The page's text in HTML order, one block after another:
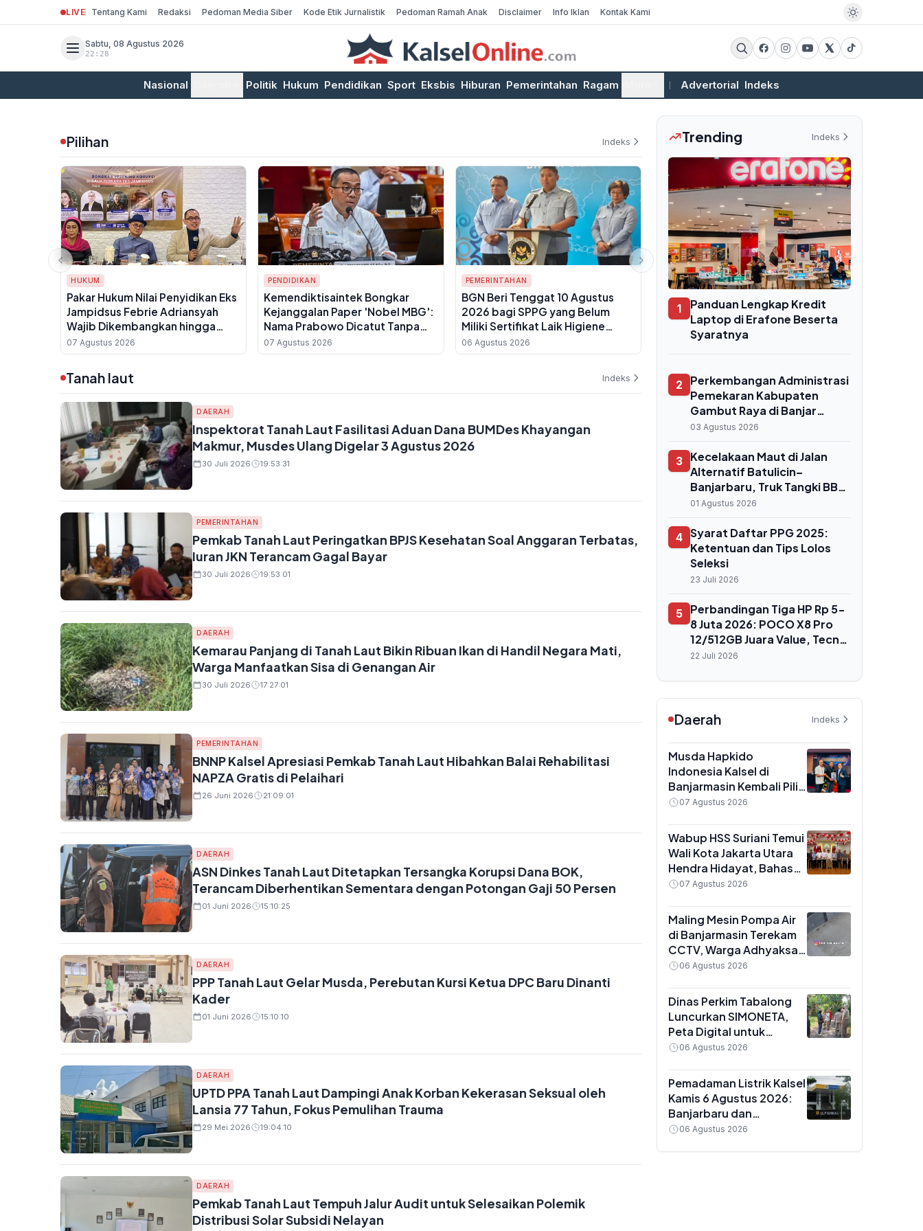
LIVE Tentang Kami Redaksi Pedoman Media Siber Kode Etik Jurnalistik Pedoman Ramah Anak Disclaimer Info Iklan Kontak Kami
Sabtu, 08 Agustus 2026
22:28
Nasional Politik Hukum Pendidikan Sport Eksbis Hiburan Pemerintahan Ragam Advertorial Indeks
Pilihan Indeks
HUKUM
Pakar Hukum Nilai Penyidikan Eks
Jampidsus Febrie Adriansyah
Wajib Dikembangkan hingga
Ungkap Aktor Korporasi
07 Agustus 2026
PENDIDIKAN
Kemendiktisaintek Bongkar
Kejanggalan Paper 'Nobel MBG':
Nama Prabowo Dicatut Tanpa
Izin, Penulis Utama Belum
Bergelar Guru Besar
07 Agustus 2026
PEMERINTAHAN
BGN Beri Tenggat 10 Agustus
2026 bagi SPPG yang Belum
Miliki Sertifikat Laik Higiene
Sanitasi
06 Agustus 2026
EKSBIS
Utang Whoosh Rp116 Triliun
Diambil Alih Kemenkeu, Skema
Pembayaran Tak Sentuh APBN
06 Agustus 2026
Tanah laut Indeks
DAERAH
Inspektorat Tanah Laut Fasilitasi Aduan Dana BUMDes Khayangan
Makmur, Musdes Ulang Digelar 3 Agustus 2026
30 Juli 2026 19:53:31
PEMERINTAHAN
Pemkab Tanah Laut Peringatkan BPJS Kesehatan Soal Anggaran Terbatas,
Iuran JKN Terancam Gagal Bayar
30 Juli 2026 19:53:01
DAERAH
Kemarau Panjang di Tanah Laut Bikin Ribuan Ikan di Handil Negara Mati,
Warga Manfaatkan Sisa di Genangan Air
30 Juli 2026 17:27:01
PEMERINTAHAN
BNNP Kalsel Apresiasi Pemkab Tanah Laut Hibahkan Balai Rehabilitasi
NAPZA Gratis di Pelaihari
26 Juni 2026 21:09:01
DAERAH
ASN Dinkes Tanah Laut Ditetapkan Tersangka Korupsi Dana BOK,
Terancam Diberhentikan Sementara dengan Potongan Gaji 50 Persen
01 Juni 2026 15:10:25
DAERAH
PPP Tanah Laut Gelar Musda, Perebutan Kursi Ketua DPC Baru Dinanti
Kader
01 Juni 2026 15:10:10
DAERAH
UPTD PPA Tanah Laut Dampingi Anak Korban Kekerasan Seksual oleh
Lansia 77 Tahun, Fokus Pemulihan Trauma
29 Mei 2026 19:04:10
DAERAH
Pemkab Tanah Laut Tempuh Jalur Audit untuk Selesaikan Polemik
Distribusi Solar Subsidi Nelayan
Trending Indeks
1
Panduan Lengkap Kredit
Laptop di Erafone Beserta
Syaratnya
2
Perkembangan Administrasi
Pemekaran Kabupaten
Gambut Raya di Banjar
Capai 90 Persen, Enam
03 Agustus 2026
3 Kecelakaan Maut di Jalan
Alternatif Batulicin–
Banjarbaru, Truk Tangki BBM
Tabrak Rombongan
Tewas
01 Agustus 2026
4 Syarat Daftar PPG 2025:
Ketentuan dan Tips Lolos
Seleksi
23 Juli 2026
5 Perbandingan Tiga HP Rp 5-
8 Juta 2026: POCO X8 Pro
12/512GB Juara Value, Tecno
Camon 50 Pro Unggul Zoom
22 Juli 2026
Daerah Indeks
Musda Hapkido
Indonesia Kalsel di
Banjarmasin Kembali Pilih
Rudi Imtihansyah Secara
2026–2030
07 Agustus 2026
Wabup HSS Suriani Temui
Wali Kota Jakarta Utara
Hendra Hidayat, Bahas
Inovasi Pelayanan Publik
07 Agustus 2026
Maling Mesin Pompa Air
di Banjarmasin Terekam
CCTV, Warga Adhyaksa
Diminta Perkuat
06 Agustus 2026
Dinas Perkim Tabalong
Luncurkan SIMONETA,
Peta Digital untuk
Amankan Aset Tanah dan
06 Agustus 2026
Pemadaman Listrik Kalsel
Kamis 6 Agustus 2026:
Banjarbaru dan
Martapura Mati Lampu 14
06 Agustus 2026